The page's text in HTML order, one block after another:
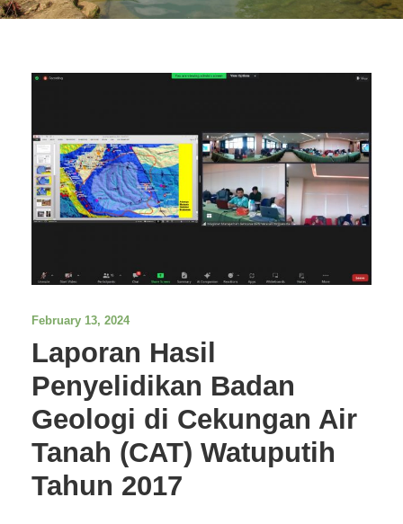
February 13, 2024
Laporan Hasil
Penyelidikan Badan
Geologi di Cekungan Air
Tanah (CAT) Watuputih
Tahun 2017